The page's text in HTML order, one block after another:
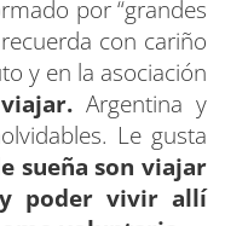
por “grandes
con cariño
y en la asociación
Argentina y
Le gusta
sueña son viajar
poder vivir allí